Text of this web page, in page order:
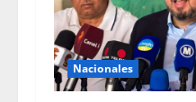
Nacionales